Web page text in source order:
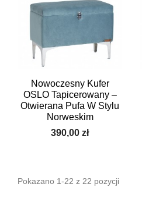
Nowoczesny Kufer
OSLO Tapicerowany –
Otwierana Pufa W Stylu
Norweskim
390,00 zł
Pokazano 1-22 z 22 pozycji